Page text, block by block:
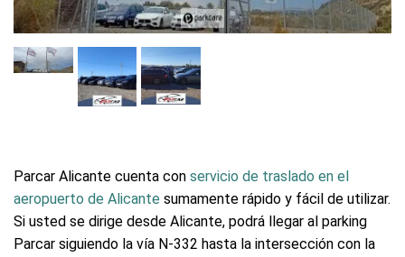
Parcar Alicante cuenta con servicio de traslado en el
aeropuerto de Alicante sumamente rápido y fácil de utilizar.
Si usted se dirige desde Alicante, podrá llegar al parking
Parcar siguiendo la vía N-332 hasta la intersección con la